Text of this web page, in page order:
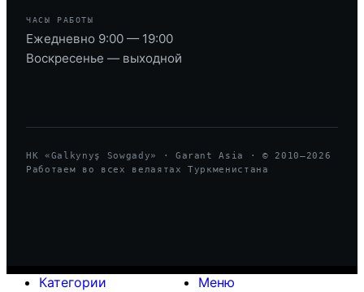
ЧАСЫ РАБОТЫ
Ежедневно 9:00 — 19:00
Воскресенье — выходной
HK «Galkynyş Sowgady» · Garant Asia · © 2010—2026
Работаем во всех велаятах Туркменистана
Меню
Категории